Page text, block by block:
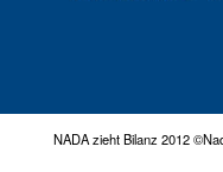
NADA zieht Bilanz 2012